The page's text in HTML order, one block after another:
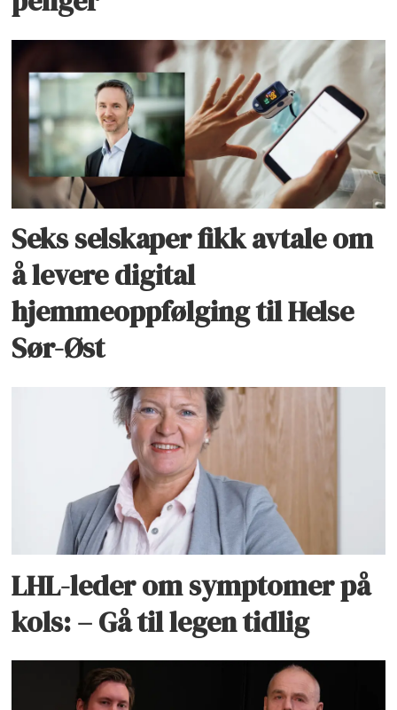
Seks selskaper fikk avtale om
å levere digital
hjemmeoppfølging til Helse
Sør-Øst
LHL-leder om symptomer på
kols: – Gå til legen tidlig